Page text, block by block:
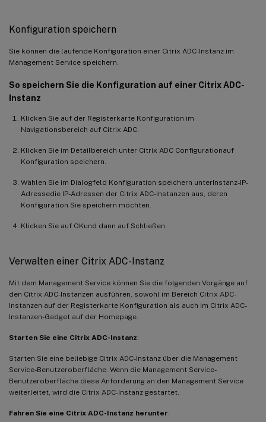
Konfiguration speichern
Sie können die laufende Konfiguration einer Citrix ADC-Instanz im
Management Service speichern.
So speichern Sie die Konfiguration auf einer Citrix ADC-
Instanz
Klicken Sie auf der Registerkarte Konfiguration im
Navigationsbereich auf Citrix ADC.
Klicken Sie im Detailbereich unter Citrix ADC Configurationauf
Konfiguration speichern.
Wählen Sie im Dialogfeld Konfiguration speichern unterInstanz-IP-
Adressedie IP-Adressen der Citrix ADC-Instanzen aus, deren
Konfiguration Sie speichern möchten.
Klicken Sie auf OKund dann auf Schließen.
Verwalten einer Citrix ADC-Instanz
Mit dem Management Service können Sie die folgenden Vorgänge auf
den Citrix ADC-Instanzen ausführen, sowohl im Bereich Citrix ADC-
Instanzen auf der Registerkarte Konfiguration als auch im Citrix ADC-
Instanzen-Gadget auf der Homepage.
Starten Sie eine Citrix ADC-Instanz:
Starten Sie eine beliebige Citrix ADC-Instanz über die Management
Service-Benutzeroberfläche. Wenn die Management Service-
Benutzeroberfläche diese Anforderung an den Management Service
weiterleitet, wird die Citrix ADC-Instanz gestartet.
Fahren Sie eine Citrix ADC-Instanz herunter: